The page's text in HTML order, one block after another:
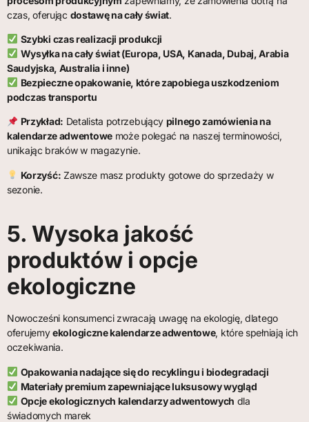
czas, oferując dostawę na cały świat.
Szybki czas realizacji produkcji
Wysyłka na cały świat (Europa, USA, Kanada, Dubaj, Arabia
Saudyjska, Australia i inne)
Bezpieczne opakowanie, które zapobiega uszkodzeniom
podczas transportu
Przykład: Detalista potrzebujący pilnego zamówienia na
kalendarze adwentowe może polegać na naszej terminowości,
unikając braków w magazynie.
Korzyść: Zawsze masz produkty gotowe do sprzedaży w
sezonie.
5. Wysoka jakość
produktów i opcje
ekologiczne
Nowocześni konsumenci zwracają uwagę na ekologię, dlatego
oferujemyekologiczne kalendarze adwentowe, które spełniają ich
oczekiwania.
Opakowania nadające się do recyklingu i biodegradacji
Materiały premium zapewniające luksusowy wygląd
Opcje ekologicznych kalendarzy adwentowych dla
świadomych marek